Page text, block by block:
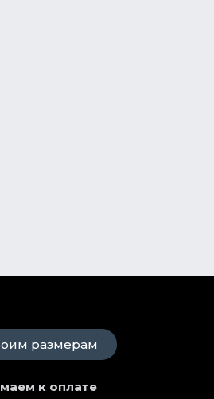
размерам
к оплате